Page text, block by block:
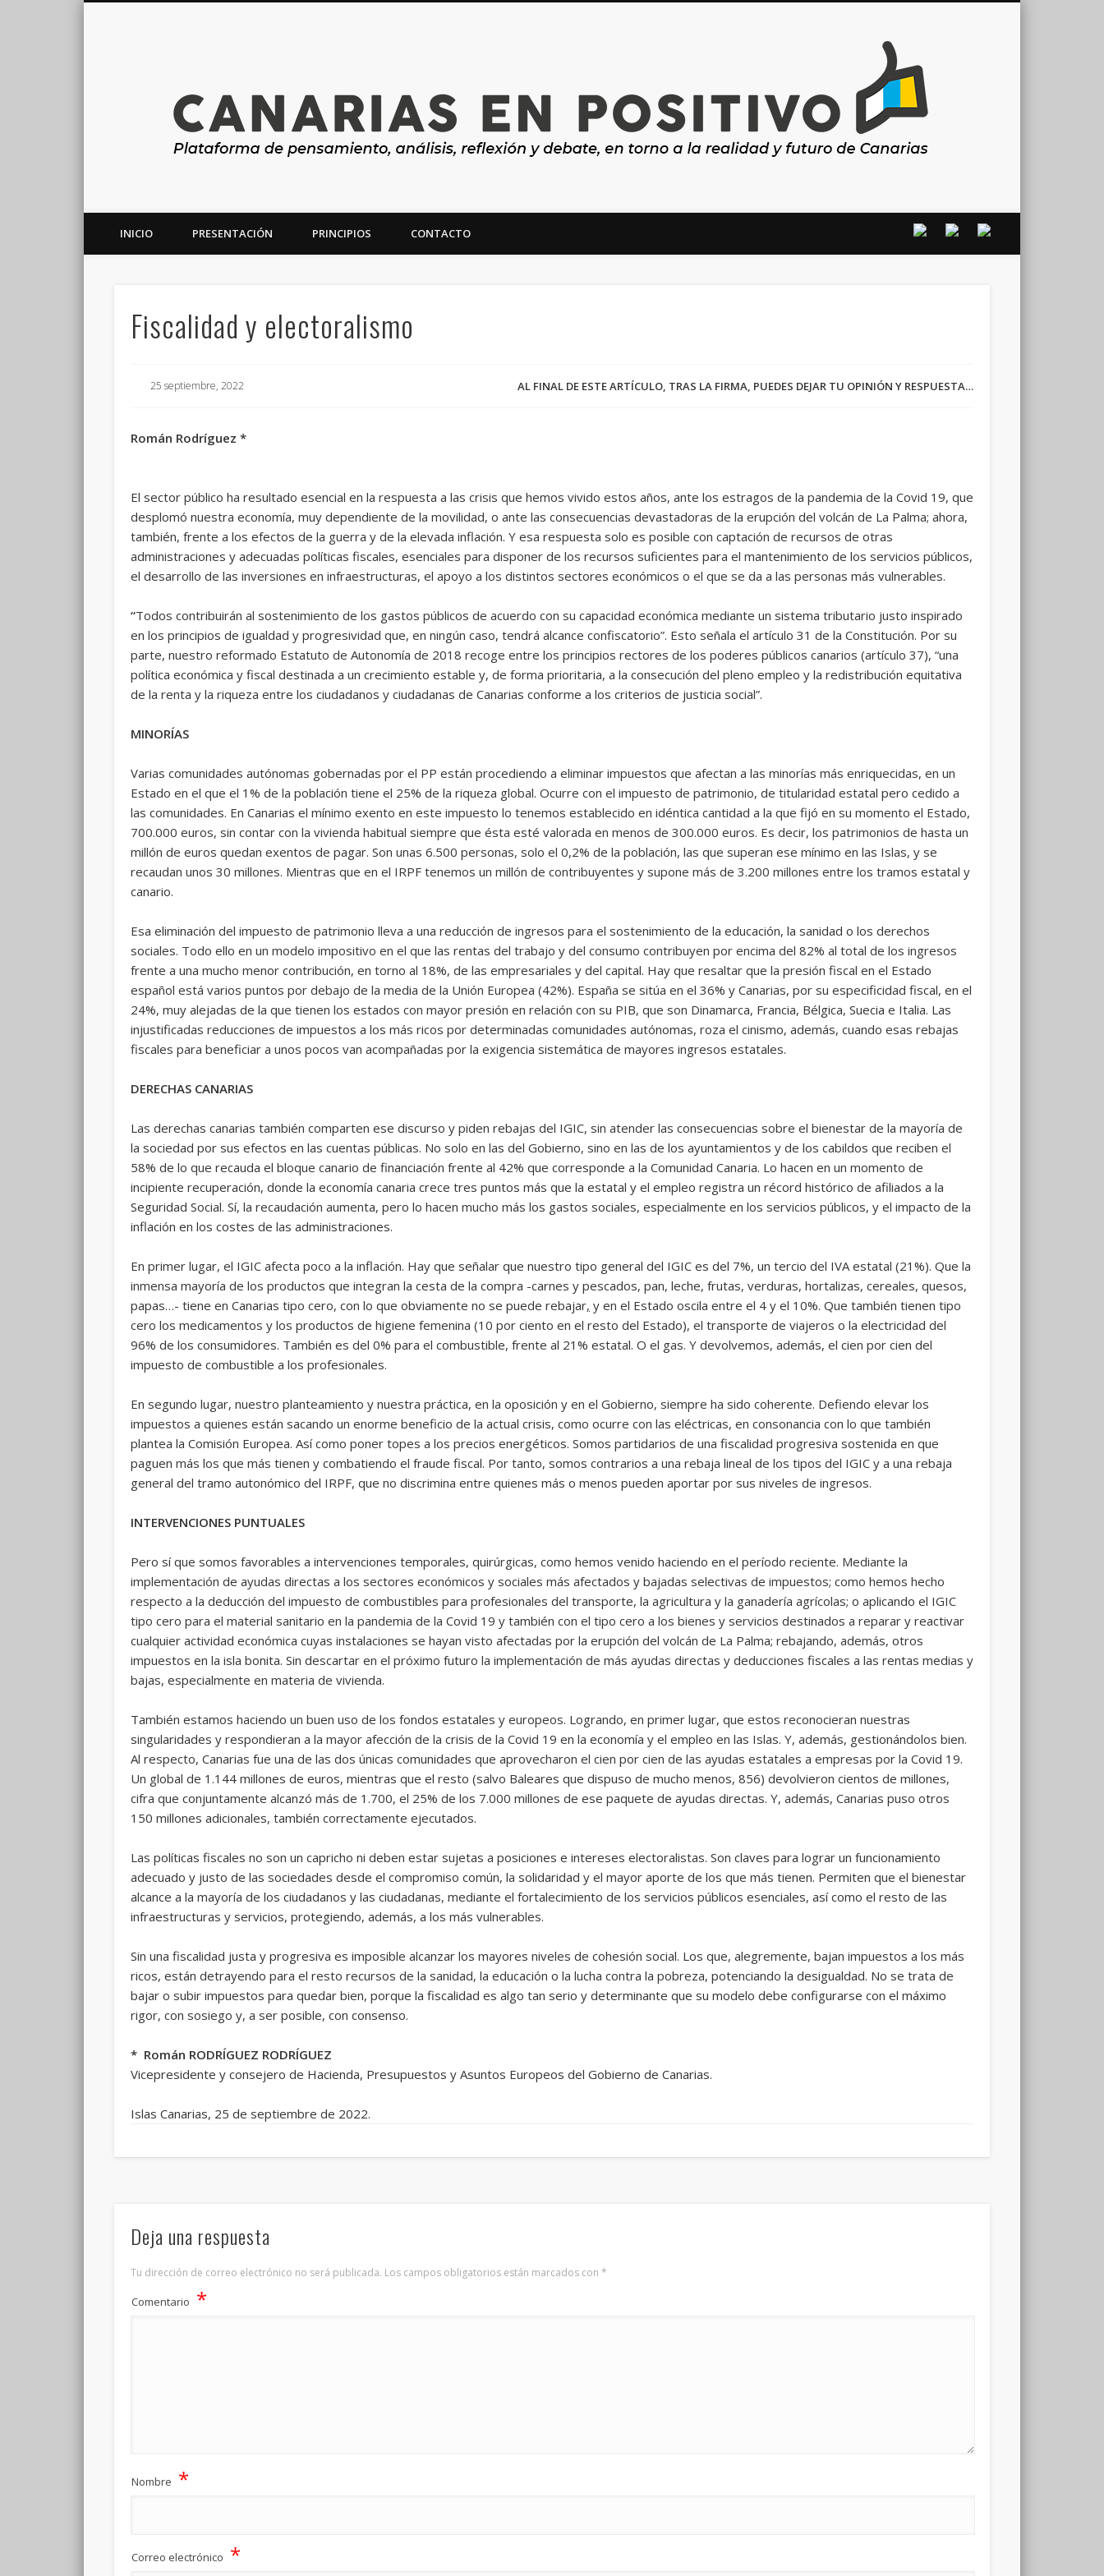
INICIO PRESENTACIÓN PRINCIPIOS CONTACTO
Fiscalidad y electoralismo
AL FINAL DE ESTE ARTÍCULO, TRAS LA FIRMA, PUEDES DEJAR TU OPINIÓN Y RESPUESTA…
25 septiembre, 2022
Román Rodríguez *
El sector público ha resultado esencial en la respuesta a las crisis que hemos vivido estos años, ante los estragos de la pandemia de la Covid 19, que
desplomó nuestra economía, muy dependiente de la movilidad, o ante las consecuencias devastadoras de la erupción del volcán de La Palma; ahora,
también, frente a los efectos de la guerra y de la elevada inflación. Y esa respuesta solo es posible con captación de recursos de otras
administraciones y adecuadas políticas fiscales, esenciales para disponer de los recursos suficientes para el mantenimiento de los servicios públicos,
el desarrollo de las inversiones en infraestructuras, el apoyo a los distintos sectores económicos o el que se da a las personas más vulnerables.
“Todos contribuirán al sostenimiento de los gastos públicos de acuerdo con su capacidad económica mediante un sistema tributario justo inspirado
en los principios de igualdad y progresividad que, en ningún caso, tendrá alcance confiscatorio”. Esto señala el artículo 31 de la Constitución. Por su
parte, nuestro reformado Estatuto de Autonomía de 2018 recoge entre los principios rectores de los poderes públicos canarios (artículo 37), “una
política económica y fiscal destinada a un crecimiento estable y, de forma prioritaria, a la consecución del pleno empleo y la redistribución equitativa
de la renta y la riqueza entre los ciudadanos y ciudadanas de Canarias conforme a los criterios de justicia social”.
MINORÍAS
Varias comunidades autónomas gobernadas por el PP están procediendo a eliminar impuestos que afectan a las minorías más enriquecidas, en un
Estado en el que el 1% de la población tiene el 25% de la riqueza global. Ocurre con el impuesto de patrimonio, de titularidad estatal pero cedido a
las comunidades. En Canarias el mínimo exento en este impuesto lo tenemos establecido en idéntica cantidad a la que fijó en su momento el Estado,
700.000 euros, sin contar con la vivienda habitual siempre que ésta esté valorada en menos de 300.000 euros. Es decir, los patrimonios de hasta un
millón de euros quedan exentos de pagar. Son unas 6.500 personas, solo el 0,2% de la población, las que superan ese mínimo en las Islas, y se
recaudan unos 30 millones. Mientras que en el IRPF tenemos un millón de contribuyentes y supone más de 3.200 millones entre los tramos estatal y
canario.
Esa eliminación del impuesto de patrimonio lleva a una reducción de ingresos para el sostenimiento de la educación, la sanidad o los derechos
sociales. Todo ello en un modelo impositivo en el que las rentas del trabajo y del consumo contribuyen por encima del 82% al total de los ingresos
frente a una mucho menor contribución, en torno al 18%, de las empresariales y del capital. Hay que resaltar que la presión fiscal en el Estado
español está varios puntos por debajo de la media de la Unión Europea (42%). España se sitúa en el 36% y Canarias, por su especificidad fiscal, en el
24%, muy alejadas de la que tienen los estados con mayor presión en relación con su PIB, que son Dinamarca, Francia, Bélgica, Suecia e Italia. Las
injustificadas reducciones de impuestos a los más ricos por determinadas comunidades autónomas, roza el cinismo, además, cuando esas rebajas
fiscales para beneficiar a unos pocos van acompañadas por la exigencia sistemática de mayores ingresos estatales.
DERECHAS CANARIAS
Las derechas canarias también comparten ese discurso y piden rebajas del IGIC, sin atender las consecuencias sobre el bienestar de la mayoría de
la sociedad por sus efectos en las cuentas públicas. No solo en las del Gobierno, sino en las de los ayuntamientos y de los cabildos que reciben el
58% de lo que recauda el bloque canario de financiación frente al 42% que corresponde a la Comunidad Canaria. Lo hacen en un momento de
incipiente recuperación, donde la economía canaria crece tres puntos más que la estatal y el empleo registra un récord histórico de afiliados a la
Seguridad Social. Sí, la recaudación aumenta, pero lo hacen mucho más los gastos sociales, especialmente en los servicios públicos, y el impacto de la
inflación en los costes de las administraciones.
En primer lugar, el IGIC afecta poco a la inflación. Hay que señalar que nuestro tipo general del IGIC es del 7%, un tercio del IVA estatal (21%). Que la
inmensa mayoría de los productos que integran la cesta de la compra -carnes y pescados, pan, leche, frutas, verduras, hortalizas, cereales, quesos,
papas…- tiene en Canarias tipo cero, con lo que obviamente no se puede rebajar, y en el Estado oscila entre el 4 y el 10%. Que también tienen tipo
cero los medicamentos y los productos de higiene femenina (10 por ciento en el resto del Estado), el transporte de viajeros o la electricidad del
96% de los consumidores. También es del 0% para el combustible, frente al 21% estatal. O el gas. Y devolvemos, además, el cien por cien del
impuesto de combustible a los profesionales.
En segundo lugar, nuestro planteamiento y nuestra práctica, en la oposición y en el Gobierno, siempre ha sido coherente. Defiendo elevar los
impuestos a quienes están sacando un enorme beneficio de la actual crisis, como ocurre con las eléctricas, en consonancia con lo que también
plantea la Comisión Europea. Así como poner topes a los precios energéticos. Somos partidarios de una fiscalidad progresiva sostenida en que
paguen más los que más tienen y combatiendo el fraude fiscal. Por tanto, somos contrarios a una rebaja lineal de los tipos del IGIC y a una rebaja
general del tramo autonómico del IRPF, que no discrimina entre quienes más o menos pueden aportar por sus niveles de ingresos.
INTERVENCIONES PUNTUALES
Pero sí que somos favorables a intervenciones temporales, quirúrgicas, como hemos venido haciendo en el período reciente. Mediante la
implementación de ayudas directas a los sectores económicos y sociales más afectados y bajadas selectivas de impuestos; como hemos hecho
respecto a la deducción del impuesto de combustibles para profesionales del transporte, la agricultura y la ganadería agrícolas; o aplicando el IGIC
tipo cero para el material sanitario en la pandemia de la Covid 19 y también con el tipo cero a los bienes y servicios destinados a reparar y reactivar
cualquier actividad económica cuyas instalaciones se hayan visto afectadas por la erupción del volcán de La Palma; rebajando, además, otros
impuestos en la isla bonita. Sin descartar en el próximo futuro la implementación de más ayudas directas y deducciones fiscales a las rentas medias y
bajas, especialmente en materia de vivienda.
También estamos haciendo un buen uso de los fondos estatales y europeos. Logrando, en primer lugar, que estos reconocieran nuestras
singularidades y respondieran a la mayor afección de la crisis de la Covid 19 en la economía y el empleo en las Islas. Y, además, gestionándolos bien.
Al respecto, Canarias fue una de las dos únicas comunidades que aprovecharon el cien por cien de las ayudas estatales a empresas por la Covid 19.
Un global de 1.144 millones de euros, mientras que el resto (salvo Baleares que dispuso de mucho menos, 856) devolvieron cientos de millones,
cifra que conjuntamente alcanzó más de 1.700, el 25% de los 7.000 millones de ese paquete de ayudas directas. Y, además, Canarias puso otros
150 millones adicionales, también correctamente ejecutados.
Las políticas fiscales no son un capricho ni deben estar sujetas a posiciones e intereses electoralistas. Son claves para lograr un funcionamiento
adecuado y justo de las sociedades desde el compromiso común, la solidaridad y el mayor aporte de los que más tienen. Permiten que el bienestar
alcance a la mayoría de los ciudadanos y las ciudadanas, mediante el fortalecimiento de los servicios públicos esenciales, así como el resto de las
infraestructuras y servicios, protegiendo, además, a los más vulnerables.
Sin una fiscalidad justa y progresiva es imposible alcanzar los mayores niveles de cohesión social. Los que, alegremente, bajan impuestos a los más
ricos, están detrayendo para el resto recursos de la sanidad, la educación o la lucha contra la pobreza, potenciando la desigualdad. No se trata de
bajar o subir impuestos para quedar bien, porque la fiscalidad es algo tan serio y determinante que su modelo debe configurarse con el máximo
rigor, con sosiego y, a ser posible, con consenso.
* Román RODRÍGUEZ RODRÍGUEZ
Vicepresidente y consejero de Hacienda, Presupuestos y Asuntos Europeos del Gobierno de Canarias.
Islas Canarias, 25 de septiembre de 2022.
Deja una respuesta
Tu dirección de correo electrónico no será publicada. Los campos obligatorios están marcados con *
Comentario *
Nombre *
Correo electrónico *